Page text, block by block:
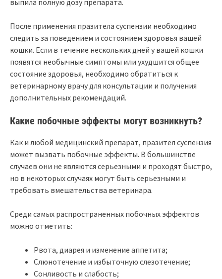
После применения празитела суспензии необходимо
следить за поведением и состоянием здоровья вашей
кошки. Если в течение нескольких дней у вашей кошки
появятся необычные симптомы или ухудшится общее
состояние здоровья, необходимо обратиться к
ветеринарному врачу для консультации и получения
дополнительных рекомендаций.
Какие побочные эффекты могут возникнуть?
Как и любой медицинский препарат, празител суспензия
может вызвать побочные эффекты. В большинстве
случаев они не являются серьезными и проходят быстро,
но в некоторых случаях могут быть серьезными и
требовать вмешательства ветеринара.
Среди самых распространенных побочных эффектов
можно отметить:
Рвота, диарея и изменение аппетита;
Слюнотечение и избыточную слезотечение;
Сонливость и слабость;